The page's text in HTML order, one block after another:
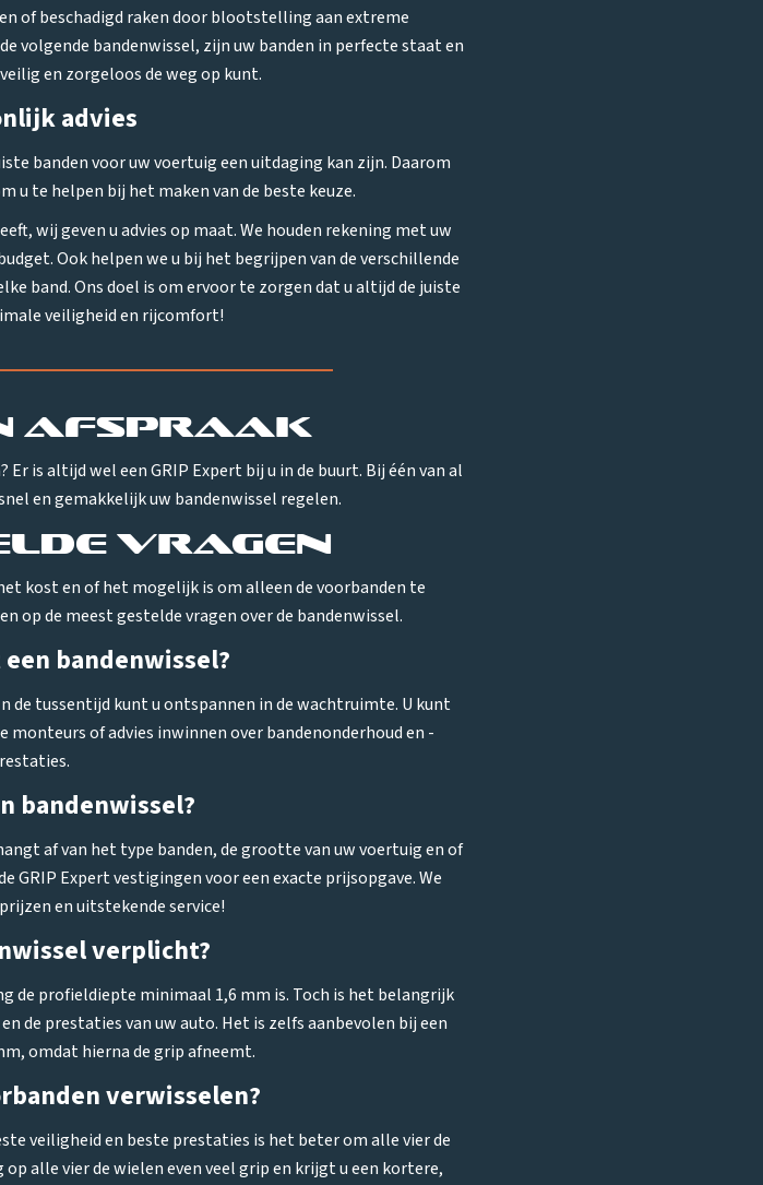
of beschadigd raken door blootstelling aan extreme
volgende bandenwissel, zijn uw banden in perfecte staat en
en zorgeloos de weg op kunt.
advies
banden voor uw voertuig een uitdaging kan zijn. Daarom
u te helpen bij het maken van de beste keuze.
wij geven u advies op maat. We houden rekening met uw
Ook helpen we u bij het begrijpen van de verschillende
band. Ons doel is om ervoor te zorgen dat u altijd de juiste
veiligheid en rijcomfort!
afspraak
is altijd wel een GRIP Expert bij u in de buurt. Bij één van al
en gemakkelijk uw bandenwissel regelen.
vragen
kost en of het mogelijk is om alleen de voorbanden te
op de meest gestelde vragen over de bandenwissel.
bandenwissel?
de tussentijd kunt u ontspannen in de wachtruimte. U kunt
of advies inwinnen over bandenonderhoud en -
bandenwissel?
af van het type banden, de grootte van uw voertuig en of
GRIP Expert vestigingen voor een exacte prijsopgave. We
en uitstekende service!
verplicht?
de profieldiepte minimaal 1,6 mm is. Toch is het belangrijk
de prestaties van uw auto. Het is zelfs aanbevolen bij een
omdat hierna de grip afneemt.
verwisselen?
veiligheid en beste prestaties is het beter om alle vier de
alle vier de wielen even veel grip en krijgt u een kortere,